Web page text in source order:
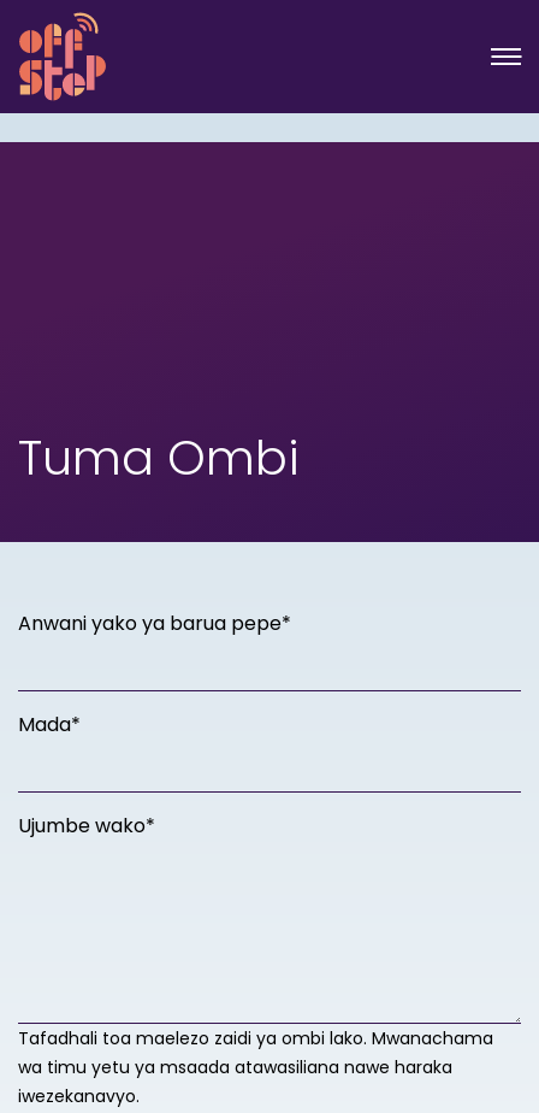
Tuma Ombi
Anwani yako ya barua pepe*
Mada*
Ujumbe wako*
Tafadhali toa maelezo zaidi ya ombi lako. Mwanachama
wa timu yetu ya msaada atawasiliana nawe haraka
iwezekanavyo.